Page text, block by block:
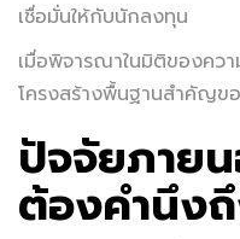
เชื่อมั่นให้กับนักลงทุน
เมื่อพิจารณาในมิติของคว
โครงสร้างพื้นฐานสำคัญข
ปัจจัยภาย
ต้องคำนึง